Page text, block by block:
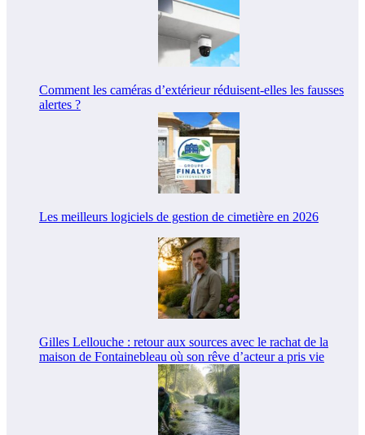
Comment les caméras d’extérieur réduisent-elles les fausses
alertes ?
Les meilleurs logiciels de gestion de cimetière en 2026
Gilles Lellouche : retour aux sources avec le rachat de la
maison de Fontainebleau où son rêve d’acteur a pris vie